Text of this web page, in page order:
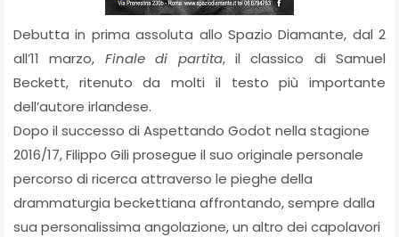
Debutta in prima assoluta allo Spazio Diamante, dal 2
all’11 marzo, Finale di partita, il classico di Samuel
Beckett, ritenuto da molti il testo più importante
dell’autore irlandese.
Dopo il successo di Aspettando Godot nella stagione
2016/17, Filippo Gili prosegue il suo originale personale
percorso di ricerca attraverso le pieghe della
drammaturgia beckettiana affrontando, sempre dalla
sua personalissima angolazione, un altro dei capolavori